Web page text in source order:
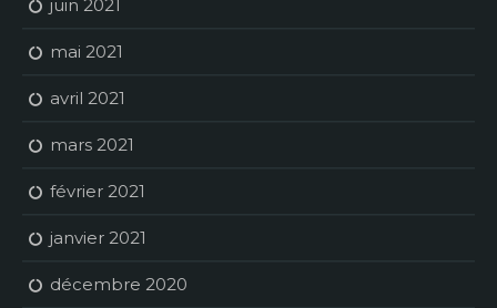
juin 2021
mai 2021
avril 2021
mars 2021
février 2021
janvier 2021
décembre 2020